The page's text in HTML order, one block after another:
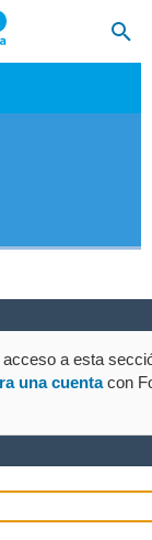
a esta
una cuentacon